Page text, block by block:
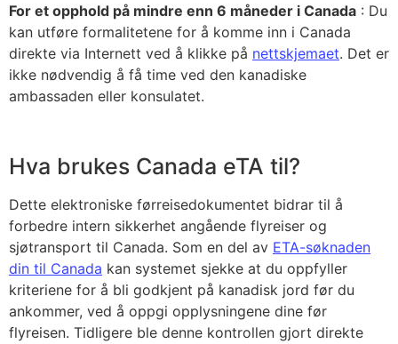
For et opphold på mindre enn 6 måneder i Canada : Du
kan utføre formalitetene for å komme inn i Canada
direkte via Internett ved å klikke på nettskjemaet. Det er
ikke nødvendig å få time ved den kanadiske
ambassaden eller konsulatet.
Hva brukes Canada eTA til?
Dette elektroniske førreisedokumentet bidrar til å
forbedre intern sikkerhet angående flyreiser og
sjøtransport til Canada. Som en del av ETA-søknaden
din til Canada kan systemet sjekke at du oppfyller
kriteriene for å bli godkjent på kanadisk jord før du
ankommer, ved å oppgi opplysningene dine før
flyreisen. Tidligere ble denne kontrollen gjort direkte